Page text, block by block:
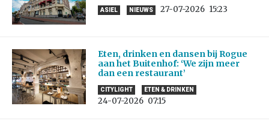
ASIEL NIEUWS 27-07-2026 15:23
Eten, drinken en dansen bij Rogue
aan het Buitenhof: ‘We zijn meer
dan een restaurant’
CITYLIGHT ETEN & DRINKEN
24-07-2026 07:15